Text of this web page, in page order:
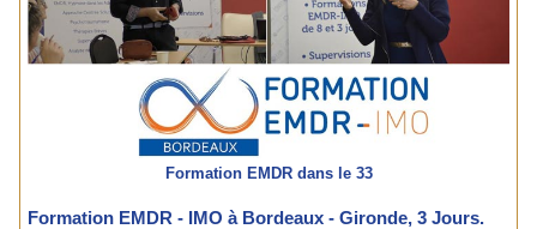
Formation EMDR dans le 33
Formation EMDR - IMO à Bordeaux - Gironde, 3 Jours.